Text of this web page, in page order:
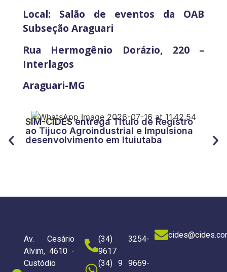
Local: Salão de eventos da OAB
Subseção Araguari
Rua Hermogênio Dorázio, 220 –
Interlagos
Araguari-MG
16/07/2026
SIM-CIDES entrega Título de Registro
ao Tijuco Agroindustrial e Impulsiona
desenvolvimento em Ituiutaba
do
Av. Cesário
Alvim, 4610 -
Custódio
(34) 3254-
9617
(34) 9 9669-